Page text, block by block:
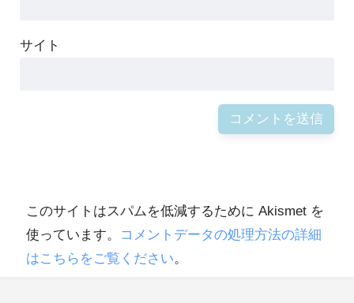
サイト
このサイトはスパムを低減するために Akismet を
使っています。 コメントデータの処理方法の詳細
はこちらをご覧ください。